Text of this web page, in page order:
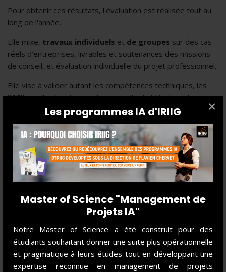
Les programmes IA d'IRIIG
Master of Science "Management de
Projets IA"
Notre Master of Science a été construit pour des
étudiants souhaitant donner une suite plus opérationnelle
et pragmatique à leurs études tout en développant une
expertise reconnue en management de projets
×
Pour obtenir ces résultats, l'évaluation est réalisée tout au
long de l'année.
Elle mixe, travaux individuels et de groupes sur des cas
réels d'entreprises, livrables et soutenances des missions
de conseil, et évaluation individuelle du projet professionnel.
Elle vise à valider autant les compétences techniques, les
"6C"que l'intégration professionnelle de l'étudiant dans son
stage ou dans son parcours d'alternance
LE DIPLÔME
Titre certifié RNCP niveau 7 (ancien niveau I)
Code RNCP 38819 *
Éligible aux financements des OPCO
Numéro d'organisme de formation : 84-69-164-27-69
enregistré à la préfecture du Rhône